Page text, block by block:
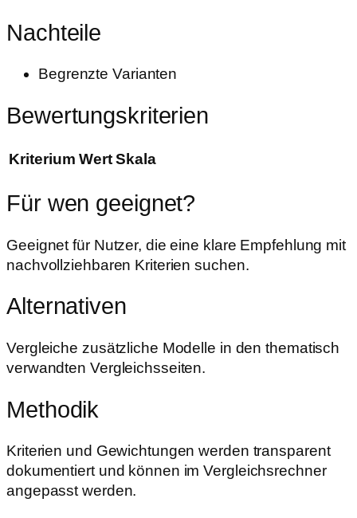
Nachteile
Begrenzte Varianten
Bewertungskriterien
Kriterium Wert Skala
Für wen geeignet?
Geeignet für Nutzer, die eine klare Empfehlung mit
nachvollziehbaren Kriterien suchen.
Alternativen
Vergleiche zusätzliche Modelle in den thematisch
verwandten Vergleichsseiten.
Methodik
Kriterien und Gewichtungen werden transparent
dokumentiert und können im Vergleichsrechner
angepasst werden.